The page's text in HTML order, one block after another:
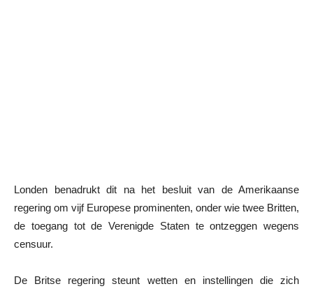
Londen benadrukt dit na het besluit van de Amerikaanse
regering om vijf Europese prominenten, onder wie twee Britten,
de toegang tot de Verenigde Staten te ontzeggen wegens
censuur.
De Britse regering steunt wetten en instellingen die zich